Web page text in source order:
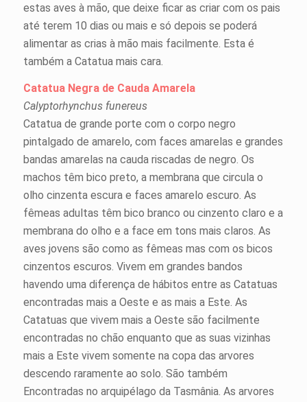
estas aves à mão, que deixe ficar as criar com os pais
até terem 10 dias ou mais e só depois se poderá
alimentar as crias à mão mais facilmente. Esta é
também a Catatua mais cara.
Catatua Negra de Cauda Amarela
Calyptorhynchus funereus
Catatua de grande porte com o corpo negro
pintalgado de amarelo, com faces amarelas e grandes
bandas amarelas na cauda riscadas de negro. Os
machos têm bico preto, a membrana que circula o
olho cinzenta escura e faces amarelo escuro. As
fêmeas adultas têm bico branco ou cinzento claro e a
membrana do olho e a face em tons mais claros. As
aves jovens são como as fêmeas mas com os bicos
cinzentos escuros. Vivem em grandes bandos
havendo uma diferença de hábitos entre as Catatuas
encontradas mais a Oeste e as mais a Este. As
Catatuas que vivem mais a Oeste são facilmente
encontradas no chão enquanto que as suas vizinhas
mais a Este vivem somente na copa das arvores
descendo raramente ao solo. São também
Encontradas no arquipélago da Tasmânia. As arvores